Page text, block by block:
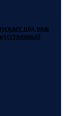
под нож